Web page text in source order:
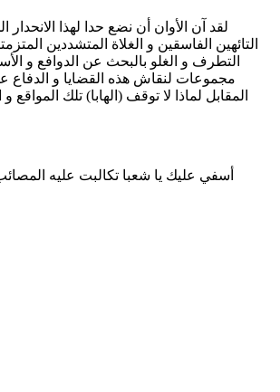
لقد آن الأوان أن نضع حدا لهذا
التائهين الفاسقين و الغلاة المتشددين
التطرف و الغلو بالبحث عن الدوافع و
مجموعات لنقاش هذه القضايا و الدفاع
المقابل لماذا لا توقف (الهابا) تلك
أسفي عليك يا شعبا تكالبت عليه